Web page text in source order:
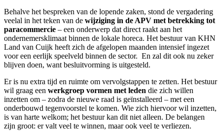
Behalve het bespreken van de lopende zaken, stond de vergadering
veelal in het teken van de wijziging in de APV met betrekking tot
paracommercie – een onderwerp dat direct raakt aan het
ondernemersklimaat binnen de lokale horeca. Het bestuur van KHN
Land van Cuijk heeft zich de afgelopen maanden intensief ingezet
voor een eerlijk speelveld binnen de sector. En zal dit ook nu zeker
blijven doen, want besluitvorming is uitgesteld.
Er is nu extra tijd en ruimte om vervolgstappen te zetten. Het bestuur
wil graag een werkgroep vormen met leden die zich willen
inzetten om – zodra de nieuwe raad is geïnstalleerd – met een
onderbouwd tegenvoorstel te komen. Wie zich hiervoor wil inzetten,
is van harte welkom; het bestuur kan dit niet alleen. De belangen
zijn groot: er valt veel te winnen, maar ook veel te verliezen.